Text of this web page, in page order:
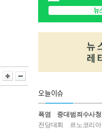
오늘이슈
폭염 중대범죄수사청
전당대회
르노코리아